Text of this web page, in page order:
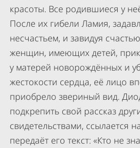
красоты. Все родившиеся у
После их гибели Ламия,
несчастьем, и завидуя
женщин, имеющих детей,
у матерей новорождённых и
жестокости сердца, её лицо
приобрело звериный вид.
подкрепить свой рассказ
свидетельствами, ссылается
передаёт его текст: «Кто не